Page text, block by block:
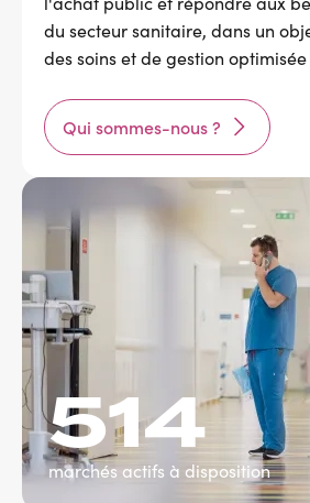
du secteur sanitaire, dans un
des soins et de gestion
Qui sommes-nous ?
514
marchés actifs à disposition